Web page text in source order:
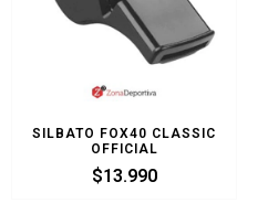
SILBATO FOX40 CLASSIC
OFFICIAL
$13.990